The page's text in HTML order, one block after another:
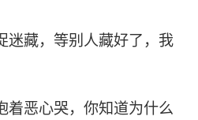
迷藏，等别人藏好了，我
着恶心哭，你知道为什么